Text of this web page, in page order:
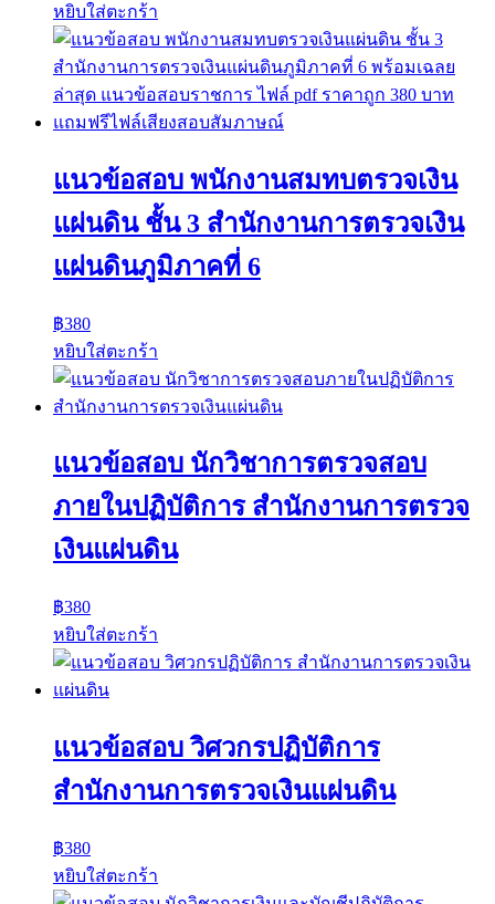
หยิบใส่ตะกร้า
แนวข้อสอบ พนักงานสมทบตรวจเงิน
แผ่นดิน ชั้น 3 สำนักงานการตรวจเงิน
แผ่นดินภูมิภาคที่ 6
฿380
หยิบใส่ตะกร้า
แนวข้อสอบ นักวิชาการตรวจสอบ
ภายในปฏิบัติการ สำนักงานการตรวจ
เงินแผ่นดิน
฿380
หยิบใส่ตะกร้า
แนวข้อสอบ วิศวกรปฏิบัติการ
สำนักงานการตรวจเงินแผ่นดิน
฿380
หยิบใส่ตะกร้า